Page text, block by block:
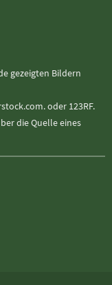
gezeigten Bildern
oder 123RF.
die Quelle eines